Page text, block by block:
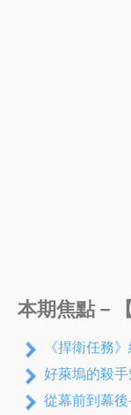
本期焦點－
《捍衛任務
好萊塢的殺手
從幕前到幕